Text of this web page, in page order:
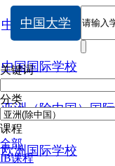
中国大学
中国国际学校
亚洲（除中国）国
欧洲国际学校
中国大学
关键词
分类
课程
全部
IB课程